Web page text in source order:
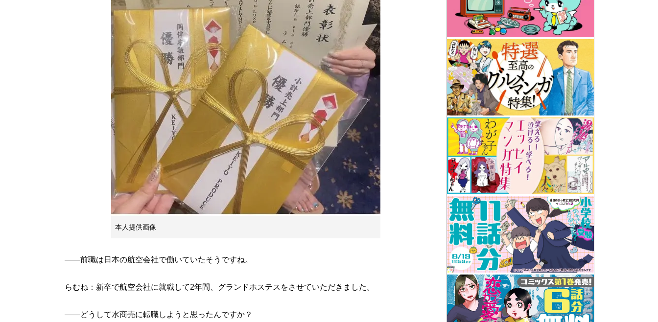
本人提供画像
――前職は日本の航空会社で働いていたそうですね。
らむね：新卒で航空会社に就職して2年間、グランドホステスをさせていただきました。
――どうして水商売に転職しようと思ったんですか？